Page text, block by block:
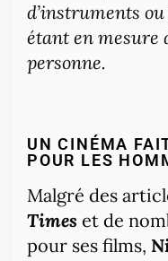
d’instruments
étant en mesure
personne.
UN CINÉMA
POUR LES
Malgré des
Times et de
pour ses films,